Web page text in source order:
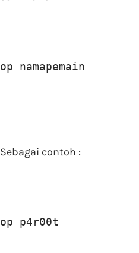
op namapemain
Sebagai contoh :
op p4r00t